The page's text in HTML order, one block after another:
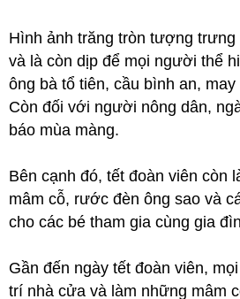
Hình ảnh trăng tròn tượng
và là còn dịp để mọi người thể
ông bà tổ tiên, cầu bình an,
Còn đối với người nông dân,
báo mùa màng.
Bên cạnh đó, tết đoàn viên còn
mâm cỗ, rước đèn ông sao và
cho các bé tham gia cùng gia
Gần đến ngày tết đoàn viên,
trí nhà cửa và làm những mâm